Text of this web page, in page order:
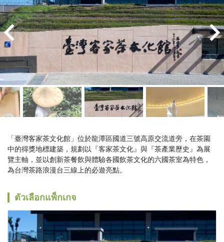
「臺灣客家茶文化館」位於龍潭區國道三號高原交流道旁，在茶園
中的得獎地標建築，規劃以『客家茶文化』與『茶產業歷史』為展
覽主軸，並以創新茶餐飲與體驗各國飲茶文化的六國茶室為特色，
為台灣茶路浪漫台三線上的必遊亮點。
ตัวเลือกแพ็กเกจ